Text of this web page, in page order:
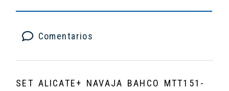
Comentarios
SET ALICATE+ NAVAJA BAHCO MTT151-